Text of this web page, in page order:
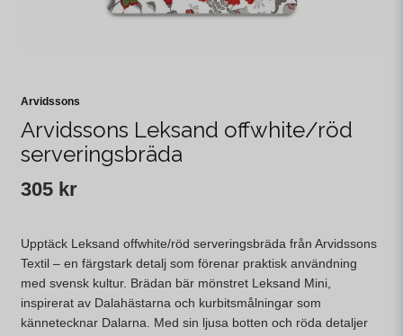
Arvidssons
Arvidssons Leksand offwhite/röd
serveringsbräda
305 kr
Upptäck Leksand offwhite/röd serveringsbräda från Arvidssons
Textil – en färgstark detalj som förenar praktisk användning
med svensk kultur. Brädan bär mönstret Leksand Mini,
inspirerat av Dalahästarna och kurbitsmålningar som
kännetecknar Dalarna. Med sin ljusa botten och röda detaljer